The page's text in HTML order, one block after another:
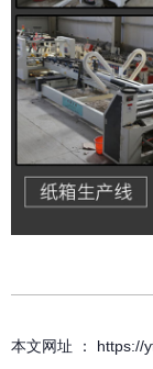
本文网址 ： https://